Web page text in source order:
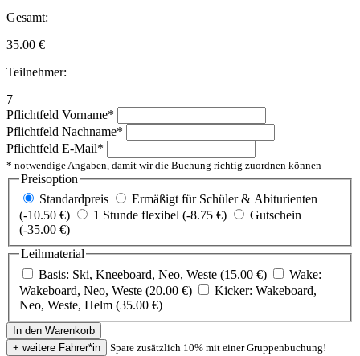
Gesamt:
35.00 €
Teilnehmer:
7
Pflichtfeld Vorname*
Pflichtfeld Nachname*
Pflichtfeld E-Mail*
* notwendige Angaben, damit wir die Buchung richtig zuordnen können
Preisoption
Standardpreis
Ermäßigt für Schüler & Abiturienten
(-10.50 €)
1 Stunde flexibel (-8.75 €)
Gutschein
(-35.00 €)
Leihmaterial
Basis: Ski, Kneeboard, Neo, Weste (15.00 €)
Wake:
Wakeboard, Neo, Weste (20.00 €)
Kicker: Wakeboard,
Neo, Weste, Helm (35.00 €)
Spare zusätzlich 10% mit einer Gruppenbuchung!